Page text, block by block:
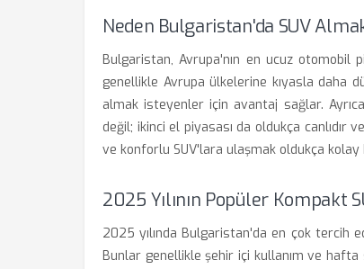
Neden Bulgaristan'da SUV
Bulgaristan, Avrupa'nın en ucuz otomobil
genellikle Avrupa ülkelerine kıyasla daha
almak isteyenler için avantaj sağlar.
değil; ikinci el piyasası da oldukça
ve konforlu SUV'lara ulaşmak oldukça kolay
2025 Yılının Popüler Kompakt
2025 yılında Bulgaristan'da en çok tercih
Bunlar genellikle şehir içi kullanım ve